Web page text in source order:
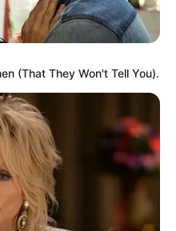
(That They Won't Tell You).